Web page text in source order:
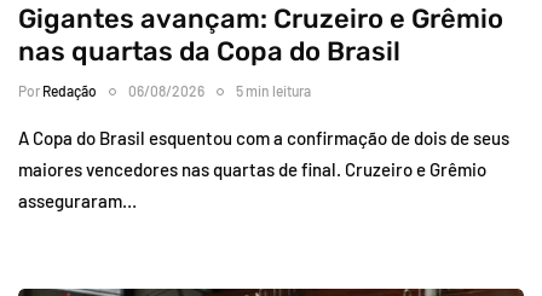
Gigantes avançam: Cruzeiro e Grêmio
nas quartas da Copa do Brasil
Por Redação 06/08/2026 5 min leitura
A Copa do Brasil esquentou com a confirmação de dois de seus
maiores vencedores nas quartas de final. Cruzeiro e Grêmio
asseguraram…